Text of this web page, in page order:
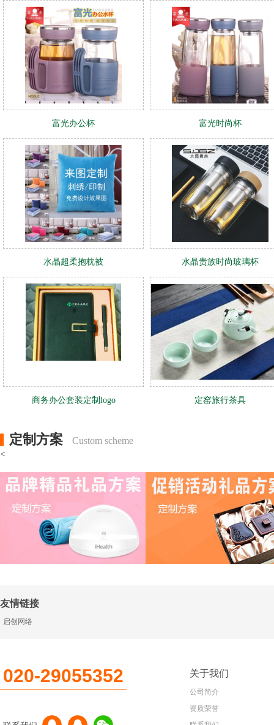
富光办公杯 富光时尚杯
水晶超柔抱枕被 水晶贵族时尚玻璃杯
商务办公套装定制logo 定窑旅行茶具
定制方案
Custom scheme
<
友情链接
启创网络
020-29055352 关于我们
公司简介
资质荣誉